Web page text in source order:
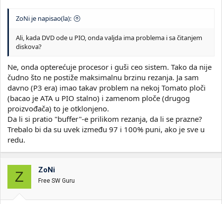
ZoNi je napisao(la):
Ali, kada DVD ode u PIO, onda valjda ima problema i sa čitanjem
diskova?
Ne, onda opterećuje procesor i guši ceo sistem. Tako da nije
čudno što ne postiže maksimalnu brzinu rezanja. Ja sam
davno (P3 era) imao takav problem na nekoj Tomato ploči
(bacao je ATA u PIO stalno) i zamenom ploče (drugog
proizvođača) to je otklonjeno.
Da li si pratio "buffer"-e prilikom rezanja, da li se prazne?
Trebalo bi da su uvek između 97 i 100% puni, ako je sve u
redu.
Z ZoNi
Free SW Guru